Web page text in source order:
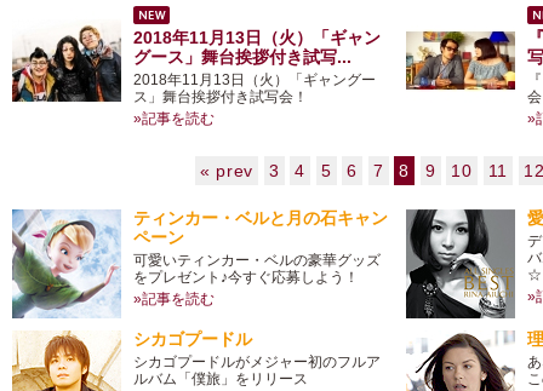
2018年11月13日（火）「ギャン
グース」舞台挨拶付き試写...
2018年11月13日（火）「ギャングー
ス」舞台挨拶付き試写会！
»記事を読む
»
« prev 3 4 5 6 7 8 9 10 11
ティンカー・ベルと月の石キャン
ペーン
可愛いティンカー・ベルの豪華グッズ
をプレゼント♪今すぐ応募しよう！
»記事を読む
☆
»
シカゴプードル
シカゴプードルがメジャー初のフルア
ルバム「僕旅」をリリース